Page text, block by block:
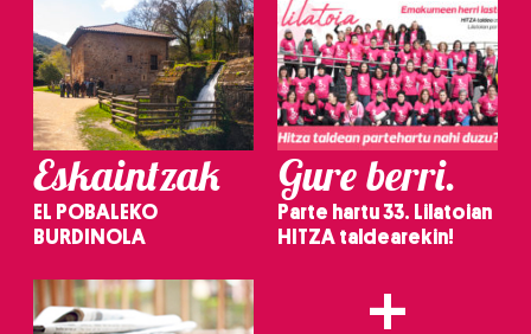
Eskaintzak
EL POBALEKO
BURDINOLA
Gure berri.
Parte hartu 33. Lilatoian
HITZA taldearekin!
+